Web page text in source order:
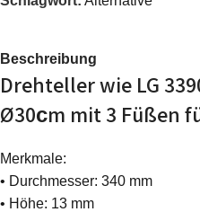
Beschreibung
Drehteller wie LG
Ø30сm mit 3 Füßen
Merkmale:
• Durchmesser: 340 mm
• Höhe: 13 mm